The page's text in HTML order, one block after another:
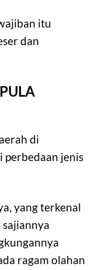
itu
dan
di
perbedaan jenis
yang terkenal
ragam olahan